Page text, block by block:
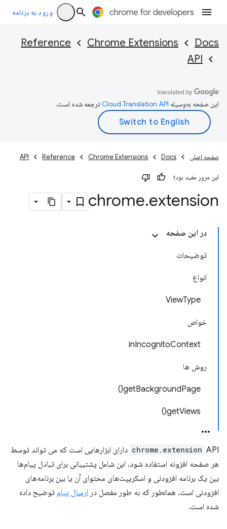
ورود به برنامه
Docs
Chrome Extensions
Reference
API
این صفحه به‌وسیله ترجمه شده است.
صفحه اصلی Docs
Chrome Extensions
Reference
API
این مرور مفید بود؟
chrome.extension
در این صفحه
توضیحات
انواع
ViewType
خواص
inIncognitoContext
روش ها
getBackgroundPage()
getViews()
chrome.extension API دارای ابزارهایی است که می تواند توسط
هر صفحه افزونه استفاده شود. این شامل پشتیبانی برای تبادل پیام‌ها
بین یک برنامه افزودنی و اسکریپت‌های محتوای آن یا بین برنامه‌های
افزودنی است، همانطور که به طور مفصل در ارسال پیام توضیح داده
شده است.